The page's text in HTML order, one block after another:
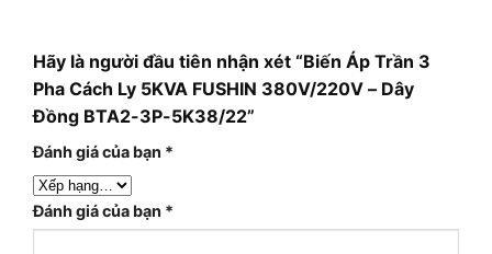
Hãy là người đầu tiên nhận xét “Biến Áp Trần 3
Pha Cách Ly 5KVA FUSHIN 380V/220V – Dây
Đồng BTA2-3P-5K38/22”
Đánh giá của bạn *
Đánh giá của bạn *